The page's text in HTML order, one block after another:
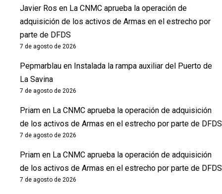
Javier Ros en La CNMC aprueba la operación de
adquisición de los activos de Armas en el estrecho por
parte de DFDS
7 de agosto de 2026
Pepmarblau en Instalada la rampa auxiliar del Puerto de
La Savina
7 de agosto de 2026
Priam en La CNMC aprueba la operación de adquisición
de los activos de Armas en el estrecho por parte de DFDS
7 de agosto de 2026
Priam en La CNMC aprueba la operación de adquisición
de los activos de Armas en el estrecho por parte de DFDS
7 de agosto de 2026